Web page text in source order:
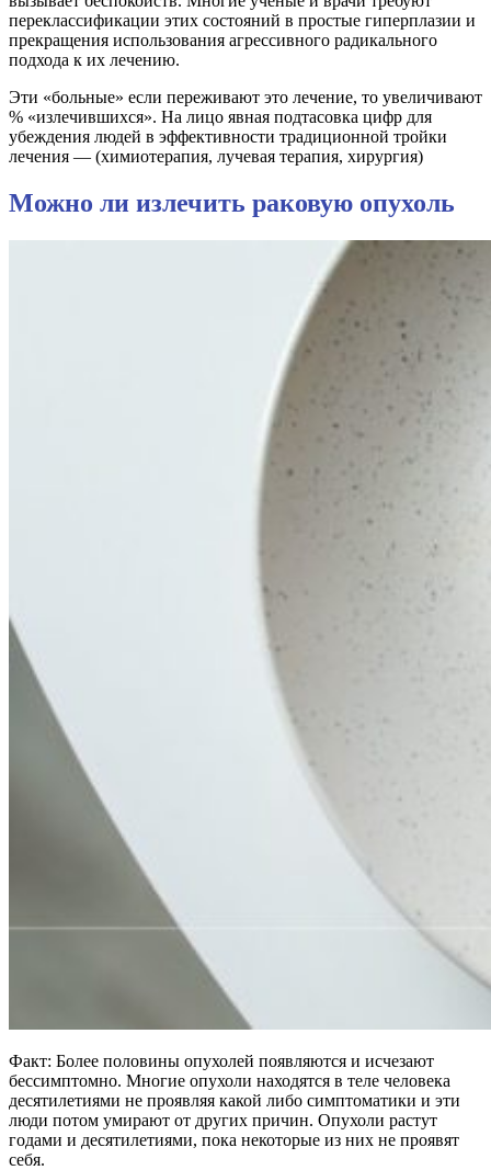
переклассификации этих состояний в простые гиперплазии и
прекращения использования агрессивного радикального
подхода к их лечению.
Эти «больные» если переживают это лечение, то увеличивают
% «излечившихся». На лицо явная подтасовка цифр для
убеждения людей в эффективности традиционной тройки
лечения — (химиотерапия, лучевая терапия, хирургия)
Можно ли излечить раковую опухоль
Факт: Более половины опухолей появляются и исчезают
бессимптомно. Многие опухоли находятся в теле человека
десятилетиями не проявляя какой либо симптоматики и эти
люди потом умирают от других причин. Опухоли растут
годами и десятилетиями, пока некоторые из них не проявят
себя.